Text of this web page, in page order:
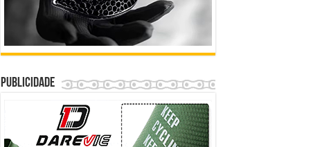
Publicidade